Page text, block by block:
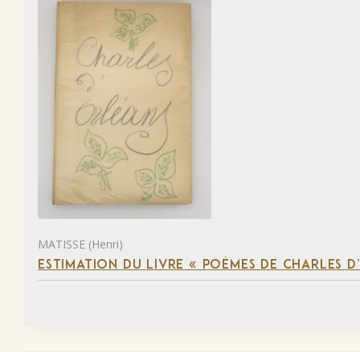
MATISSE (Henri)
ESTIMATION DU LIVRE « POÈMES DE CHARLES